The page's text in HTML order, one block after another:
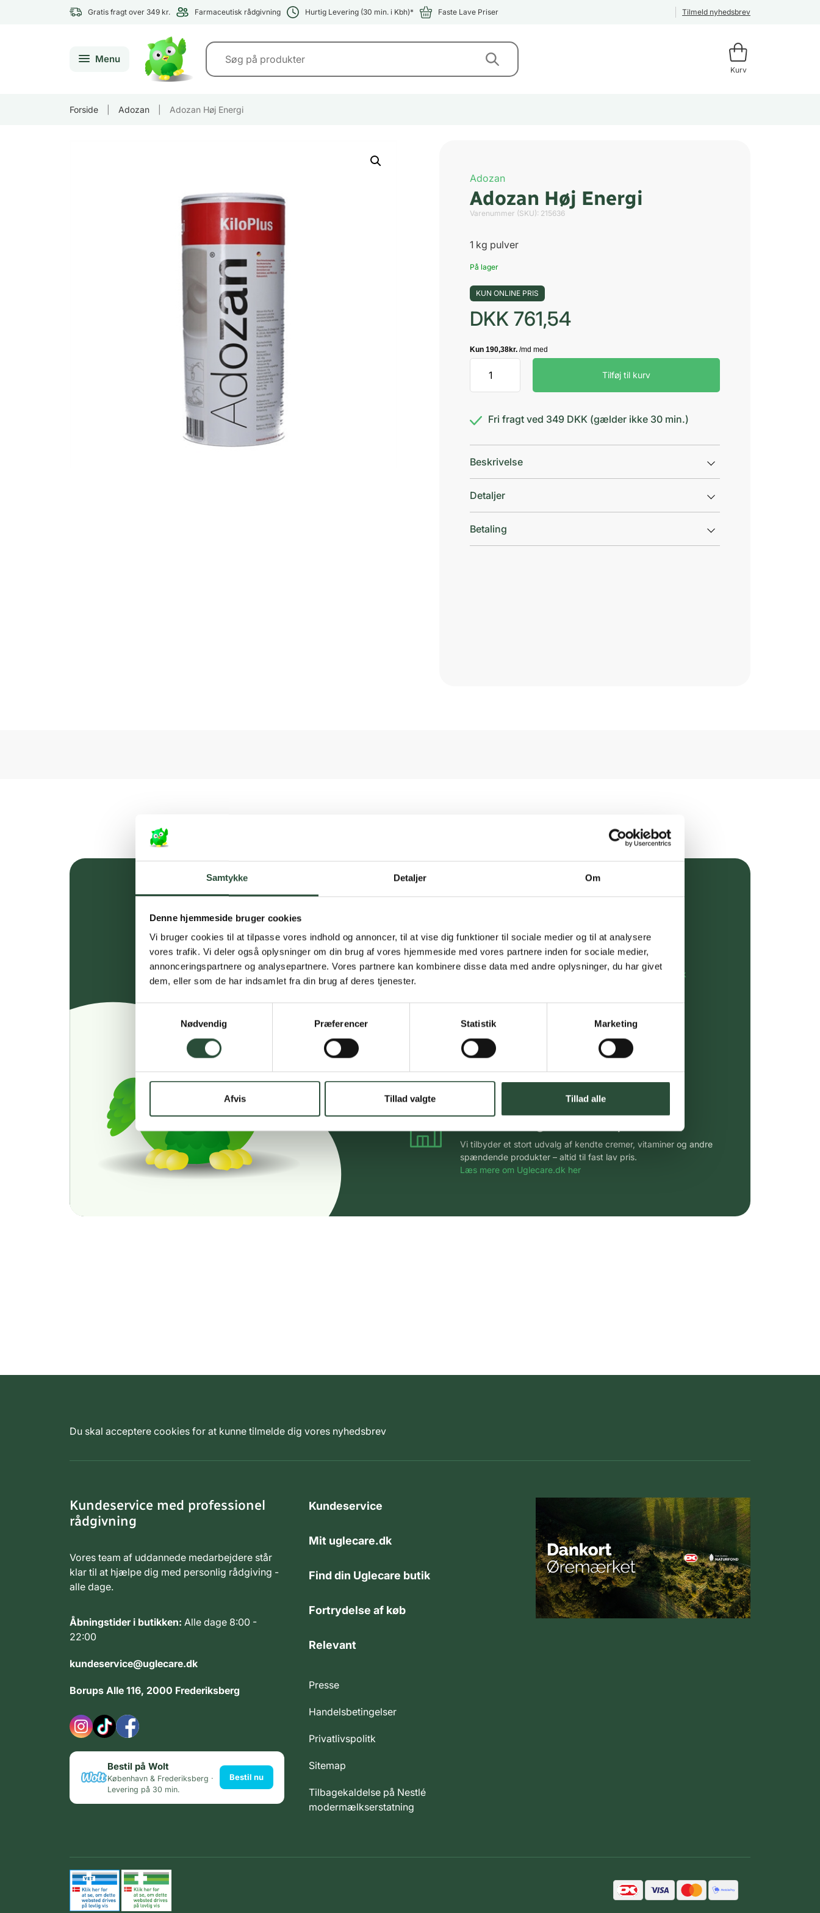
Samtykke Detaljer Om
Denne hjemmeside bruger cookies
Vi bruger cookies til at tilpasse vores indhold og annoncer, til at vise dig funktioner til sociale medier og til at analysere
vores trafik. Vi deler også oplysninger om din brug af vores hjemmeside med vores partnere inden for sociale medier,
annonceringspartnere og analysepartnere. Vores partnere kan kombinere disse data med andre oplysninger, du har givet
dem, eller som de har indsamlet fra din brug af deres tjenester.
Nødvendig
Præferencer Statistik Marketing
Afvis Tillad valgte Tillad alle
Gratis fragt over 349 kr. Farmaceutisk rådgivning Hurtig Levering (30 min. i Kbh)* Faste Lave Priser Tilmeld nyhedsbrev
Menu
Kurv
Forside Adozan Adozan Høj Energi
Adozan
Adozan Høj Energi
Varenummer (SKU): 215636
1 kg pulver
På lager
KUN ONLINE PRIS
DKK 761,54
Energi
Tilføj til kurv
Fri fragt ved 349 DKK (gælder ikke 30 min.)
Beskrivelse
Detaljer
Betaling
Gratis fragt over 349 kr.
Personlig rådgivning
Få hjælp til din webordre på: kundeservice@uglecare.dk
Hurtigt leveringen via GLS, og DAO
Faste lave priser*
Stort udvalg af kendte produkter
Vi tilbyder et stort udvalg af kendte cremer, vitaminer og andre
spændende produkter – altid til fast lav pris.
Læs mere om Uglecare.dk her
Du skal acceptere cookies for at kunne tilmelde dig vores nyhedsbrev
Kundeservice med professionel
rådgivning
Vores team af uddannede medarbejdere står
klar til at hjælpe dig med personlig rådgiving -
alle dage.
Åbningstider i butikken: Alle dage 8:00 -
22:00
kundeservice@uglecare.dk
Borups Alle 116, 2000 Frederiksberg
Bestil på Wolt
København & Frederiksberg ·
Levering på 30 min.
Bestil nu
Kundeservice
Mit uglecare.dk
Find din Uglecare butik
Fortrydelse af køb
Relevant
Presse
Handelsbetingelser
Privatlivspolitk
Sitemap
Tilbagekaldelse på Nestlé
modermælkserstatning